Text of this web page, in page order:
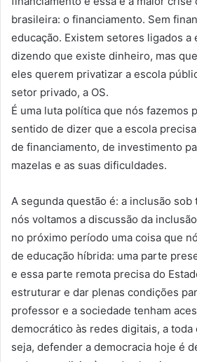
brasileira: o financiamento. Sem
educação. Existem setores ligados a
dizendo que existe dinheiro, mas
eles querem privatizar a escola
setor privado, a OS.
É uma luta política que nós fazemos
sentido de dizer que a escola
de financiamento, de investimento
mazelas e as suas dificuldades.
A segunda questão é: a inclusão sob
nós voltamos a discussão da
no próximo período uma coisa que
de educação híbrida: uma parte
e essa parte remota precisa do
estruturar e dar plenas condições
professor e a sociedade tenham
democrático às redes digitais, a
seja, defender a democracia hoje é